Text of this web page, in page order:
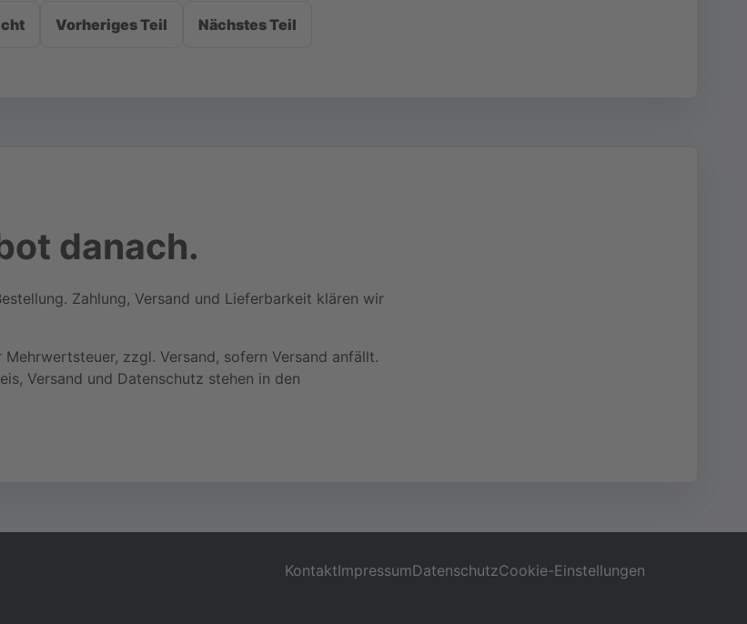
Vorheriges Teil Nächstes Teil
danach.
Zahlung, Versand und Lieferbarkeit klären wir
zzgl. Versand, sofern Versand anfällt.
Versand und Datenschutz stehen in den
KontaktImpressumDatenschutzCookie-Einstellungen